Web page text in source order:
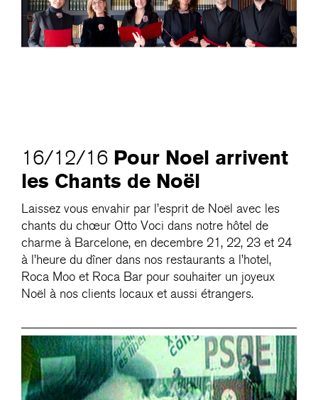
16/12/16 Pour Noel arrivent
les Chants de Noël
Laissez vous envahir par l’esprit de Noël avec les
chants du chœur Otto Voci dans notre hôtel de
charme à Barcelone, en decembre 21, 22, 23 et 24
à l’heure du dîner dans nos restaurants a l’hotel,
Roca Moo et Roca Bar pour souhaiter un joyeux
Noël à nos clients locaux et aussi étrangers.